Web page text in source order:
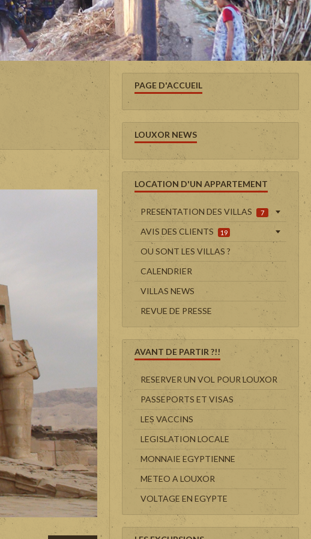
PAGE D'ACCUEIL
LOUXOR NEWS
LOCATION D'UN APPARTEMENT
PRESENTATION DES VILLAS 7
AVIS DES CLIENTS 19
OU SONT LES VILLAS ?
CALENDRIER
VILLAS NEWS
REVUE DE PRESSE
AVANT DE PARTIR ?!!
RESERVER UN VOL POUR LOUXOR
PASSEPORTS ET VISAS
LES VACCINS
LEGISLATION LOCALE
MONNAIE EGYPTIENNE
METEO A LOUXOR
VOLTAGE EN EGYPTE